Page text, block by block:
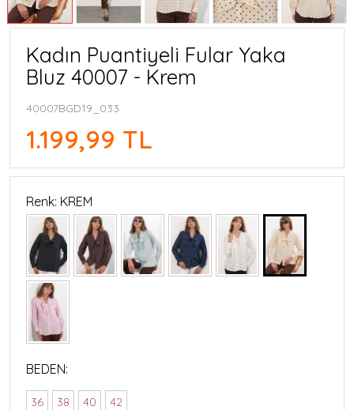
Kadın Puantiyeli Fular Yaka
Bluz 40007 - Krem
40007BGD19_033
1.199,99 TL
Renk: KREM
BEDEN:
36 38 40 42